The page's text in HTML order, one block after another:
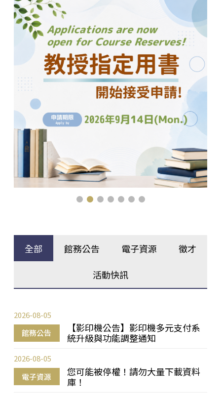
全部 館務公告 電子資源 徵才
活動快訊
館務公告
【影印機公告】影印機多元支付系
統升級與功能調整通知
2026-08-05
電子資源
您可能被停權！請勿大量下載資料
庫！
2026-08-05